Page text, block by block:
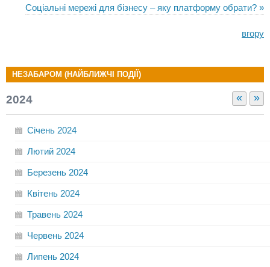
Соціальні мережі для бізнесу – яку платформу обрати? »
вгору
НЕЗАБАРОМ (НАЙБЛИЖЧІ ПОДІЇ)
« »
2024
Січень 2024
Лютий 2024
Березень 2024
Квітень 2024
Травень 2024
Червень 2024
Липень 2024